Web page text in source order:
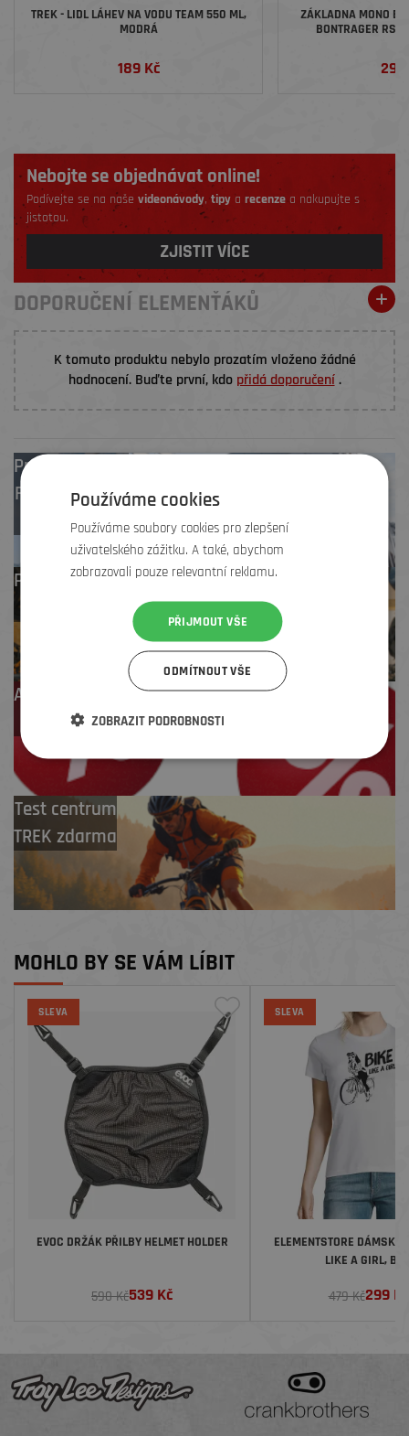
TREK - LIDL LÁHEV NA VODU TEAM 550 ML,
MODRÁ
189 Kč
ZÁKLADNA MONO
BONTRAGER
299
Nebojte se objednávat online!
Podívejte se na naše videonávody,tipy a recenzea nakupujte s
jistotou.
ZJISTIT VÍCE
DOPORUČENÍ ELEMENŤÁKŮ
K tomuto produktu nebylo prozatím vloženo žádné
hodnocení. Buďte první, kdo přidá doporučení.
Prodejny
Frýdek-Místek,
Zlín
Profesionální záruční
i pozáruční servis
Až 4 % cashback
na další nákup
Test centrum
TREK zdarma
MOHLO BY SE VÁM LÍBIT
SLEVA
EVOC DRŽÁK PŘILBY HELMET HOLDER
590 Kč539 Kč
SLEVA
ELEMENTSTORE DÁMSKÉ
LIKE A GIRL,
479 Kč299Kč
Používáme cookies
Používáme soubory cookies pro zlepšení
uživatelského zážitku. A také, abychom
zobrazovali pouze relevantní reklamu.
PŘIJMOUT VŠE
ODMÍTNOUT VŠE
ZOBRAZIT PODROBNOSTI